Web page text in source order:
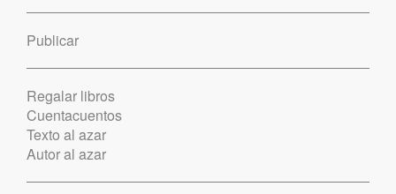
Publicar
Regalar libros
Cuentacuentos
Texto al azar
Autor al azar